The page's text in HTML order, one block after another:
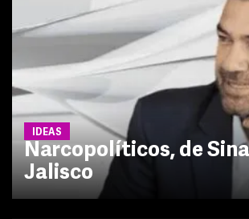
IDEAS
Narcopolíticos, de
Jalisco